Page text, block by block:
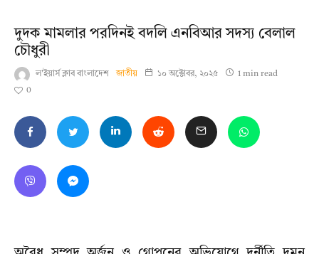
দুদক মামলার পরদিনই বদলি এনবিআর সদস্য বেলাল
চৌধুরী
ল'ইয়ার্স ক্লাব বাংলাদেশ জাতীয় ১০ অক্টোবর, ২০২৫
1 min read
0